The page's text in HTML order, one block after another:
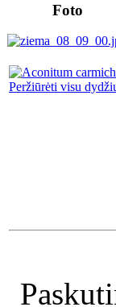
Foto
Peržiūrėti visu